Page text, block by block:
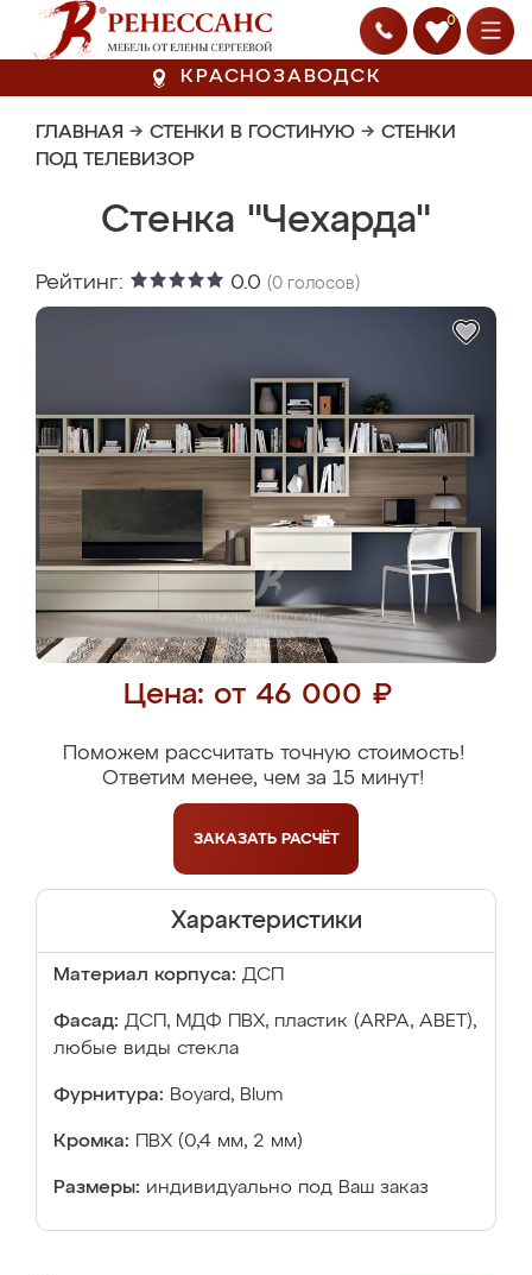
0
КРАСНОЗАВОДСК
ГЛАВНАЯ → СТЕНКИ В ГОСТИНУЮ → СТЕНКИ
ПОД ТЕЛЕВИЗОР
Стенка "Чехарда"
Рейтинг: 0.0 (0 голосов)
Цена: от 46 000 ₽
Поможем рассчитать точную стоимость!
Ответим менее, чем за 15 минут!
ЗАКАЗАТЬ РАСЧЁТ
Характеристики
Материал корпуса: ДСП
Фасад: ДСП, МДФ ПВХ, пластик (ARPA, ABET),
любые виды стекла
Фурнитура: Boyard, Blum
Кромка: ПВХ (0,4 мм, 2 мм)
Размеры: индивидуально под Ваш заказ